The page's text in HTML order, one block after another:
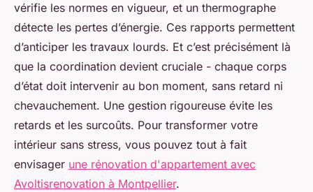
vérifie les normes en vigueur, et un thermographe
détecte les pertes d’énergie. Ces rapports permettent
d’anticiper les travaux lourds. Et c’est précisément là
que la coordination devient cruciale - chaque corps
d’état doit intervenir au bon moment, sans retard ni
chevauchement. Une gestion rigoureuse évite les
retards et les surcoûts. Pour transformer votre
intérieur sans stress, vous pouvez tout à fait
envisager une rénovation d'appartement avec
Avoltisrenovation à Montpellier.